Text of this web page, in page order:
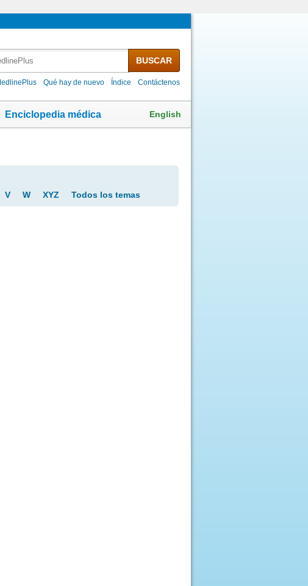
BUSCAR
Qué hay de nuevo Índice Contáctenos
Enciclopedia médica English
V W XYZ Todos los temas